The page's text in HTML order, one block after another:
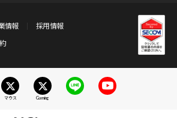
情報
採用情報
マウス Gaming